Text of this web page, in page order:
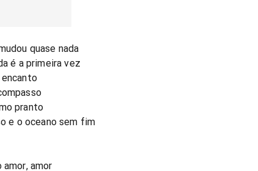
quase nada
é a primeira vez
pranto
e o oceano sem fim
amor